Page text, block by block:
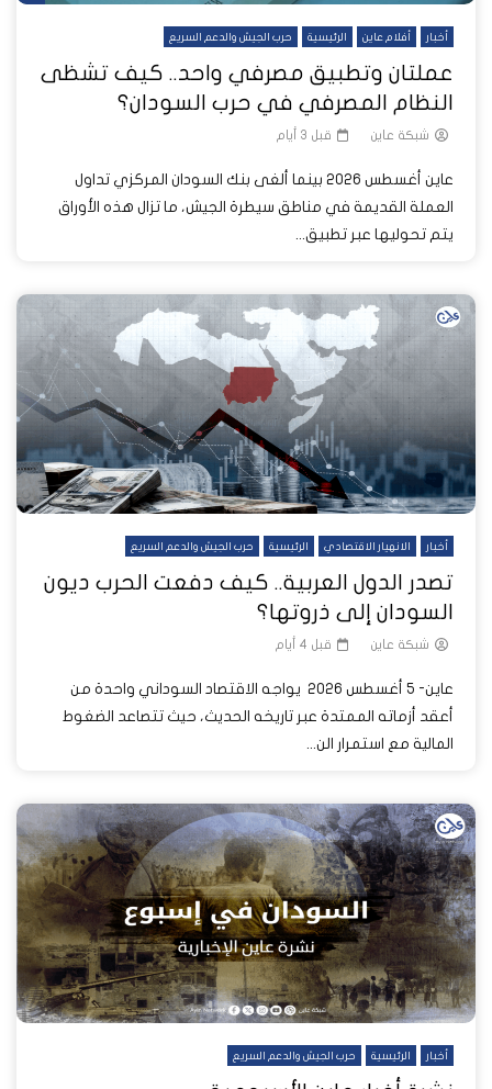
أخبار أفلام عاين الرئيسية حرب الجيش والدعم السريع
عملتان وتطبيق مصرفي واحد.. كيف تشظى
النظام المصرفي في حرب السودان؟
شبكة عاين قبل 3 أيام
عاين أغسطس 2026 بينما ألغى بنك السودان المركزي تداول
العملة القديمة في مناطق سيطرة الجيش، ما تزال هذه الأوراق
يتم تحوليها عبر تطبيق...
أخبار الانهيار الاقتصادي الرئيسية حرب الجيش والدعم السريع
تصدر الدول العربية.. كيف دفعت الحرب ديون
السودان إلى ذروتها؟
شبكة عاين قبل 4 أيام
عاين- 5 أغسطس 2026 يواجه الاقتصاد السوداني واحدة من
أعقد أزماته الممتدة عبر تاريخه الحديث، حيث تتصاعد الضغوط
المالية مع استمرار الن...
أخبار الرئيسية حرب الجيش والدعم السريع